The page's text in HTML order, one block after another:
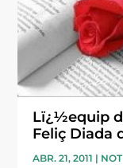
Lï¿½equip
Feliç Diada
ABR. 21, 2011 |